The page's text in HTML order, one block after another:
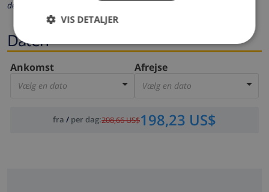
delt med andre.
Daten
Ankomst
Vælg en dato
Afrejse
Vælg en dato
fra / per dag:208,66 US$198,23 US$
VIS DETALJER